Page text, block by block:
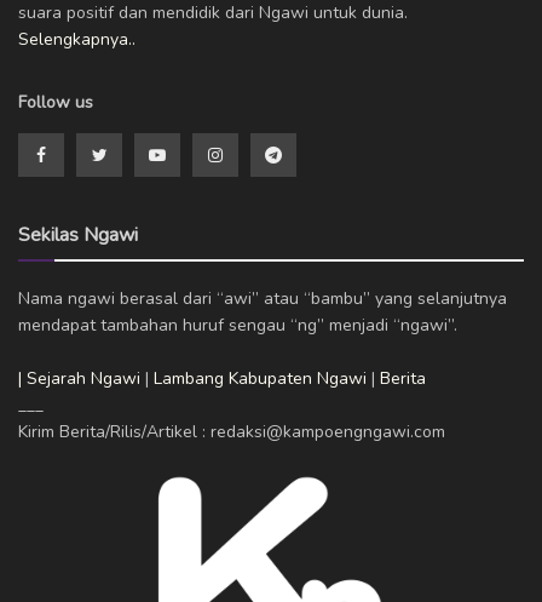
suara positif dan mendidik dari Ngawi untuk dunia.
Selengkapnya..
Follow us
Sekilas Ngawi
Nama ngawi berasal dari “awi” atau “bambu” yang selanjutnya
mendapat tambahan huruf sengau “ng” menjadi “ngawi”.
| Sejarah Ngawi | Lambang Kabupaten Ngawi | Berita
___
Kirim Berita/Rilis/Artikel : redaksi@kampoengngawi.com